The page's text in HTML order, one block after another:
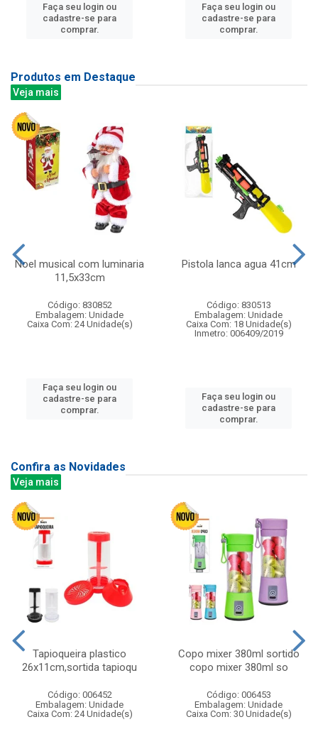
Faça seu login ou
cadastre-se para
comprar.
Faça seu login ou
cadastre-se para
comprar.
Produtos em Destaque
Veja mais
Noel musical com luminaria
11,5x33cm
Código: 830852
Embalagem: Unidade
Caixa Com: 24 Unidade(s)
Faça seu login ou
cadastre-se para
comprar.
Pistola lanca agua 41cm
Código: 830513
Embalagem: Unidade
Caixa Com: 18 Unidade(s)
Inmetro: 006409/2019
Faça seu login ou
cadastre-se para
comprar.
Confira as Novidades
Veja mais
Tapioqueira plastico
26x11cm,sortida tapioqu
Código: 006452
Embalagem: Unidade
Caixa Com: 24 Unidade(s)
Copo mixer 380ml sortido
copo mixer 380ml so
Código: 006453
Embalagem: Unidade
Caixa Com: 30 Unidade(s)